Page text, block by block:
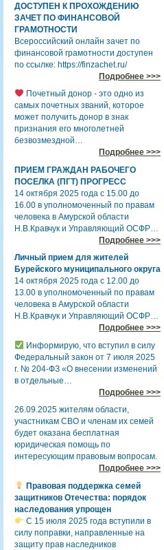
ДОСТУПЕН К ПРОХОЖДЕНИЮ
ЗАЧЕТ ПО ФИНАНСОВОЙ
ГРАМОТНОСТИ
Всероссийский онлайн зачет по
финансовой грамотности доступен
по ссылке: https://finzachet.ru/
Подробнее >>>
Почетный донор - это одно из
самых почетных званий, которое
может получить донор в знак
признания его многолетней
безвозмездной…
Подробнее >>>
ПРИЕМ ГРАЖДАН РАБОЧЕГО
ПОСЕЛКА (ПГТ) ПРОГРЕСС
14 октября 2025 года с 15.00 до
16.00 в уполномоченный по правам
человека в Амурской области
Н.В.Кравчук и Управляющий ОСФР…
Подробнее >>>
Личный прием для жителей
Бурейского муниципального округа
14 октября 2025 года с 12.00 до
13.00 в уполномоченный по правам
человека в Амурской области
Н.В.Кравчук и Управляющий ОСФР…
Подробнее >>>
Информирую, что вступил в силу
Федеральный закон от 7 июля 2025
г. № 204-ФЗ «О внесении изменений
в отдельные…
Подробнее >>>
26.09.2025 жителям области,
участникам СВО и членам их семей
будет оказана бесплатная
юридическая помощь по
интересующим правовым вопросам.
Подробнее >>>
Правовая поддержка семей
защитников Отечества: порядок
наследования упрощен
С 15 июля 2025 года вступили в
силу поправки, направленные на
защиту прав наследников